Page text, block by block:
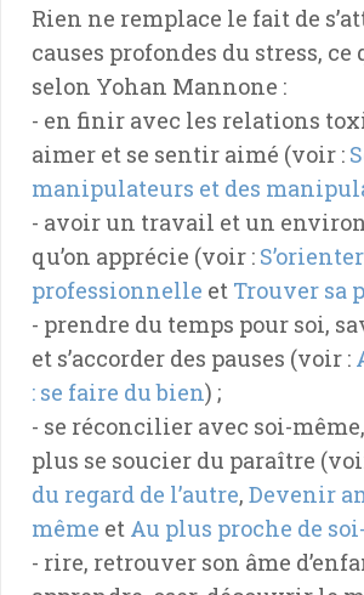
Rien ne remplace le fait de
causes profondes du stress,
selon Yohan Mannone :
- en finir avec les relations
aimer et se sentir aimé (voir :
manipulateurs et des
- avoir un travail et un
qu’on apprécie (voir :
professionnelle et Trouver sa
- prendre du temps pour soi,
et s’accorder des pauses (voir :
: se faire du bien) ;
- se réconcilier avec soi-
plus se soucier du paraître
du regard de l’autre, Devenir
même et Au plus proche de
- rire, retrouver son âme